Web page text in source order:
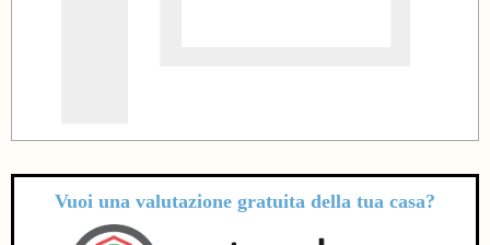
Vuoi una valutazione gratuita della tua casa?